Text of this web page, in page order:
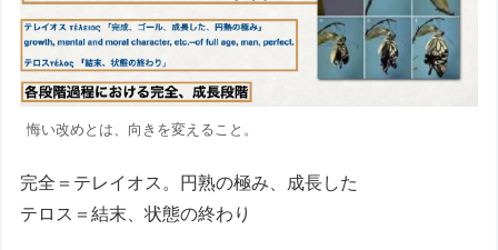
悔い改めとは、向きを変えること。
完全＝テレイオス。円熟の極み、成長した
テロス＝結末、状態の終わり